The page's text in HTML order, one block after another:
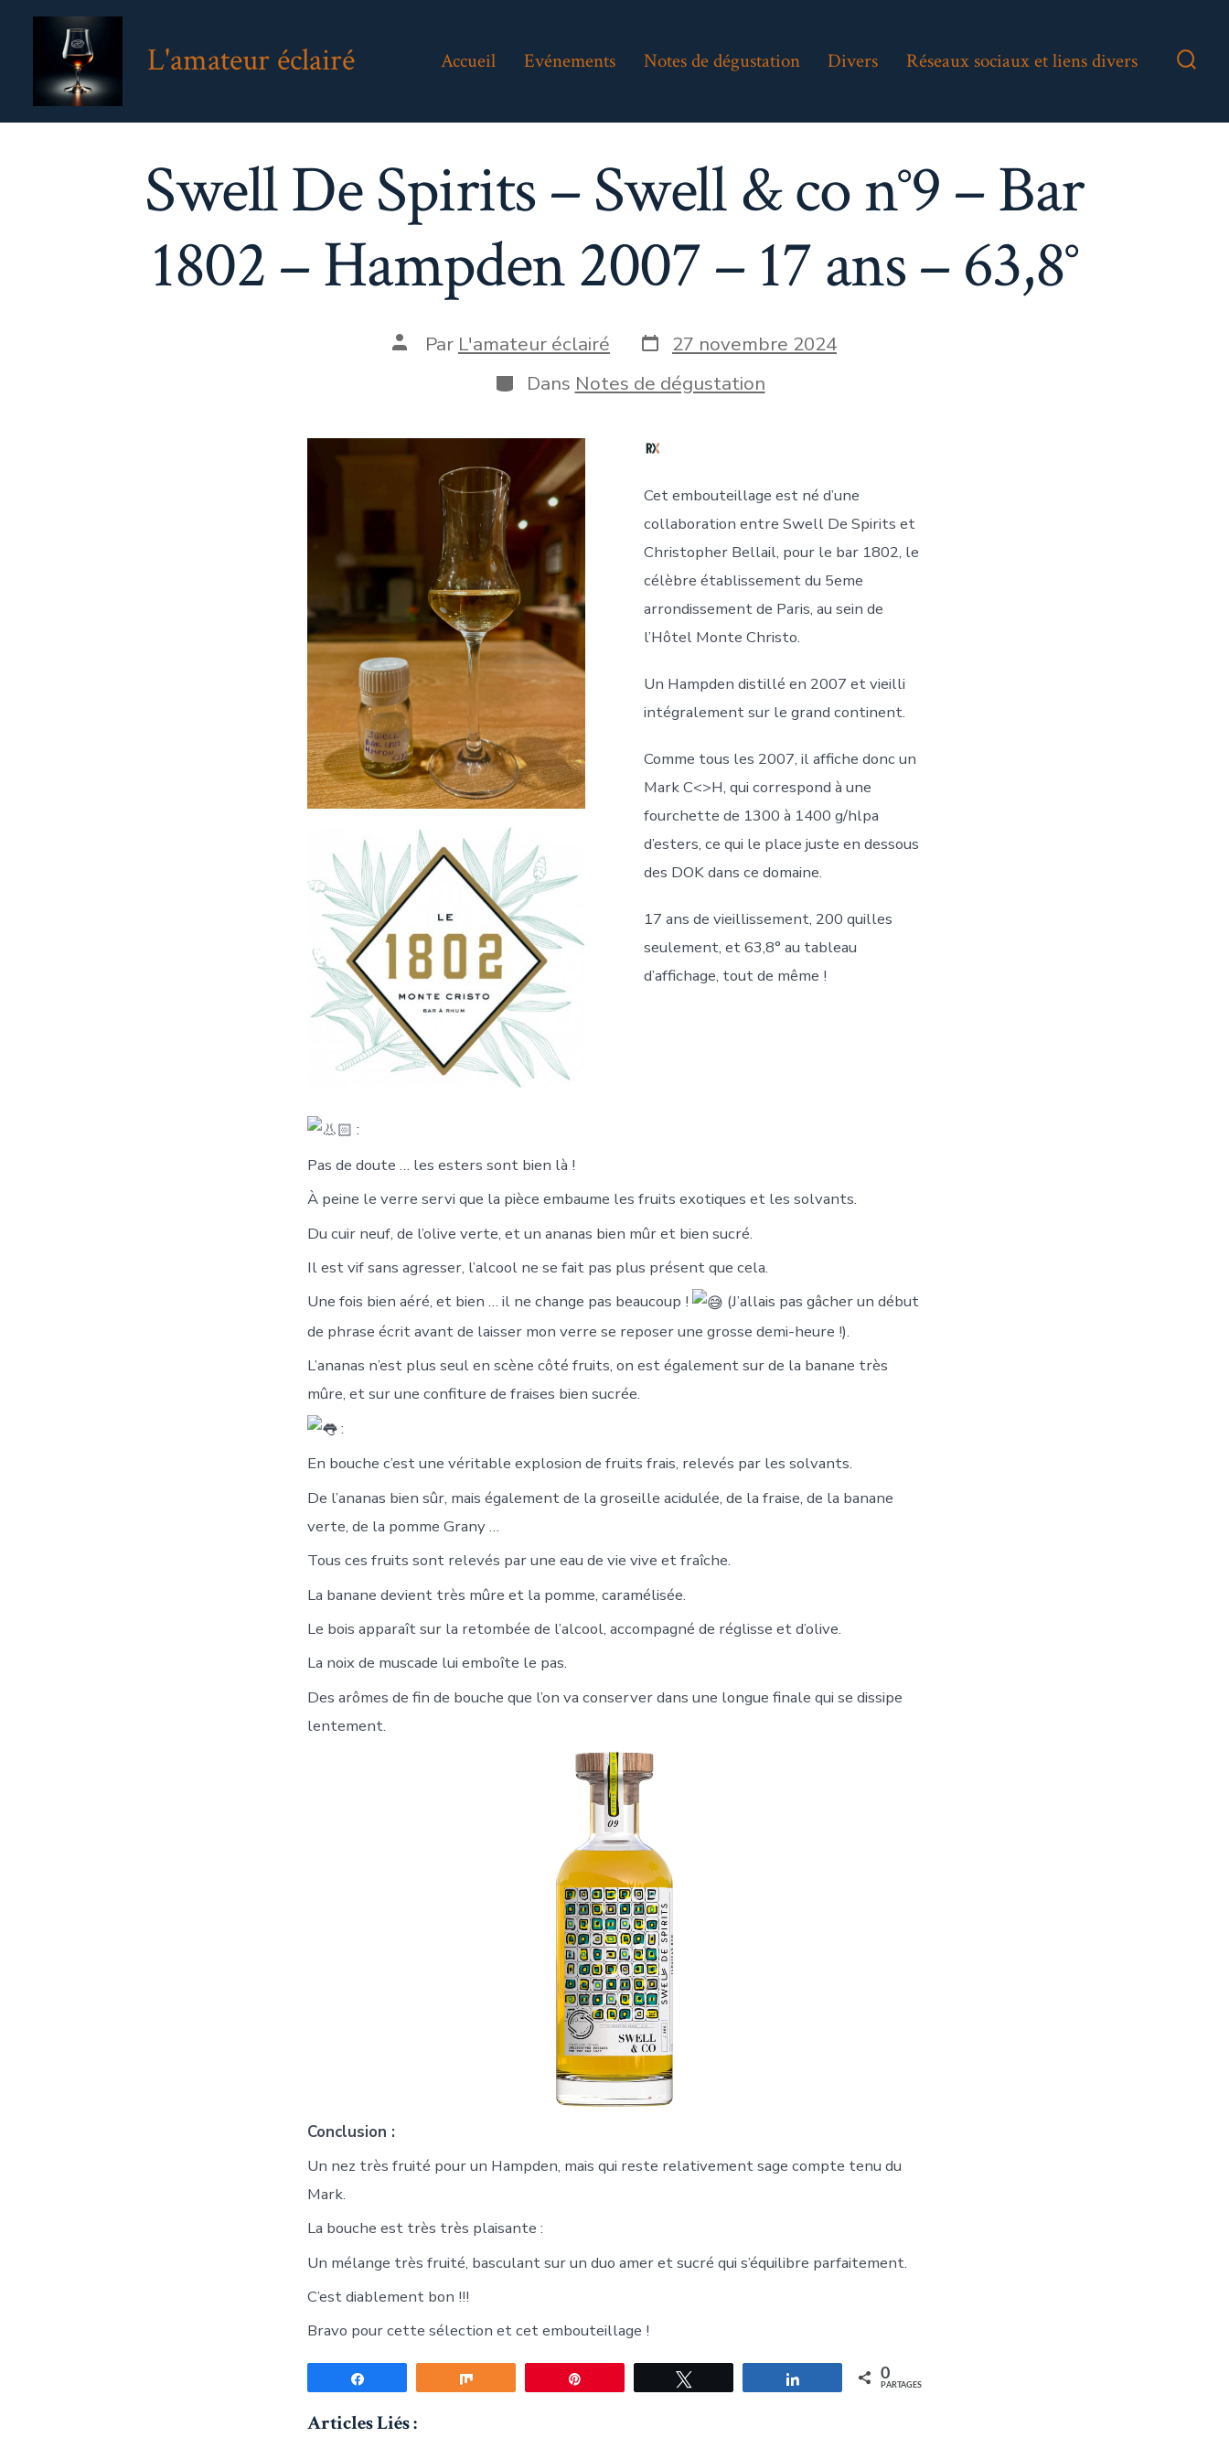
Aller
L'amateur éclairé Accueil Evénements Notes de dégustation Divers Réseaux sociaux et liens divers
Swell De Spirits – Swell & co n°9 – Bar
1802 – Hampden 2007 – 17 ans – 63,8°
Auteur
Par L'amateur éclairé Date
de
publication
27 novembre 2024
Catégories
Dans Notes de dégustation
Cet embouteillage est né d’une
collaboration entre Swell De Spirits et
Christopher Bellail, pour le bar 1802, le
célèbre établissement du 5eme
arrondissement de Paris, au sein de
l’Hôtel Monte Christo.
Un Hampden distillé en 2007 et vieilli
intégralement sur le grand continent.
Comme tous les 2007, il affiche donc un
Mark C<>H, qui correspond à une
fourchette de 1300 à 1400 g/hlpa
d’esters, ce qui le place juste en dessous
des DOK dans ce domaine.
17 ans de vieillissement, 200 quilles
seulement, et 63,8° au tableau
d’affichage, tout de même !
:
Pas de doute … les esters sont bien là !
À peine le verre servi que la pièce embaume les fruits exotiques et les solvants.
Du cuir neuf, de l’olive verte, et un ananas bien mûr et bien sucré.
Il est vif sans agresser, l’alcool ne se fait pas plus présent que cela.
Une fois bien aéré, et bien … il ne change pas beaucoup !
(J’allais pas gâcher un début
de phrase écrit avant de laisser mon verre se reposer une grosse demi-heure !).
L’ananas n’est plus seul en scène côté fruits, on est également sur de la banane très
mûre, et sur une confiture de fraises bien sucrée.
:
En bouche c’est une véritable explosion de fruits frais, relevés par les solvants.
De l’ananas bien sûr, mais également de la groseille acidulée, de la fraise, de la banane
verte, de la pomme Grany …
Tous ces fruits sont relevés par une eau de vie vive et fraîche.
La banane devient très mûre et la pomme, caramélisée.
Le bois apparaît sur la retombée de l’alcool, accompagné de réglisse et d’olive.
La noix de muscade lui emboîte le pas.
Des arômes de fin de bouche que l’on va conserver dans une longue finale qui se dissipe
lentement.
Conclusion :
Un nez très fruité pour un Hampden, mais qui reste relativement sage compte tenu du
Mark.
La bouche est très très plaisante :
Un mélange très fruité, basculant sur un duo amer et sucré qui s’équilibre parfaitement.
C’est diablement bon !!!
Bravo pour cette sélection et cet embouteillage !
Partagez 0
PARTAGES
Articles Liés :